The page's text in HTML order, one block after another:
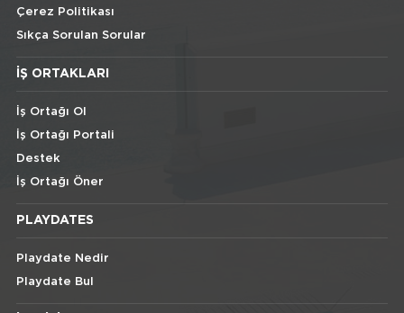
Çerez Politikası
Sıkça Sorulan Sorular
İŞ ORTAKLARI
İş Ortağı Ol
İş Ortağı Portali
Destek
İş Ortağı Öner
PLAYDATES
Playdate Nedir
Playdate Bul